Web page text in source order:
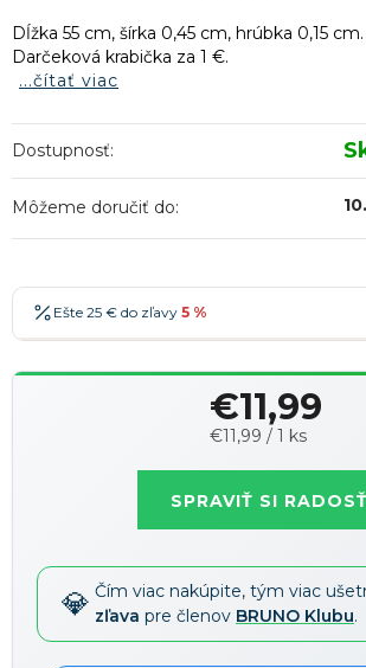
Dĺžka 55 cm, šírka 0,45 cm, hrúbka 0,15 cm.
Darčeková krabička za 1 €.
...čítať viac
Dostupnosť:
Môžeme doručiť do:
Ešte 25 € do zľavy 5 %
€11,99
Jednotková
€11,99 / 1 ks
SPRAVIŤ SI RADOSŤ
Čím viac nakúpite, tým viac
zľava pre členov BRUNO Klubu.